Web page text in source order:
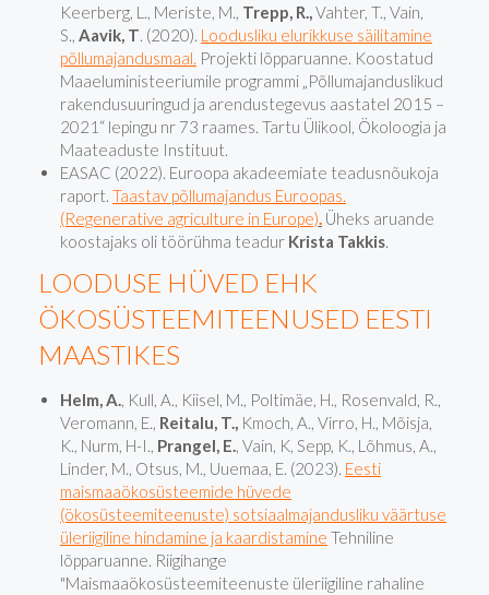
Keerberg, L., Meriste, M., Trepp, R.,Vahter, T., Vain,
S., Aavik, T. (2020). Loodusliku elurikkuse säilitamine
põllumajandusmaal. Projekti lõpparuanne. Koostatud
Maaeluministeeriumile programmi „Põllumajanduslikud
rakendusuuringud ja arendustegevus aastatel 2015 –
2021“ lepingu nr 73 raames. Tartu Ülikool, Ökoloogia ja
Maateaduste Instituut.
EASAC (2022). Euroopa akadeemiate teadusnõukoja
raport. Taastav põllumajandus Euroopas.
(Regenerative agriculture in Europe). Üheks aruande
koostajaks oli töörühma teadur Krista Takkis.
LOODUSE HÜVED EHK
ÖKOSÜSTEEMITEENUSED EESTI
MAASTIKES
Helm, A., Kull, A., Kiisel, M., Poltimäe, H., Rosenvald, R.,
Veromann, E., Reitalu, T., Kmoch, A., Virro, H., Mõisja,
K., Nurm, H-I., Prangel, E., Vain, K, Sepp, K., Lõhmus, A.,
Linder, M., Otsus, M., Uuemaa, E. (2023). Eesti
maismaaökosüsteemide hüvede
(ökosüsteemiteenuste) sotsiaalmajandusliku väärtuse
üleriigiline hindamine ja kaardistamine Tehniline
lõpparuanne. Riigihange
"Maismaaökosüsteemiteenuste üleriigiline rahaline